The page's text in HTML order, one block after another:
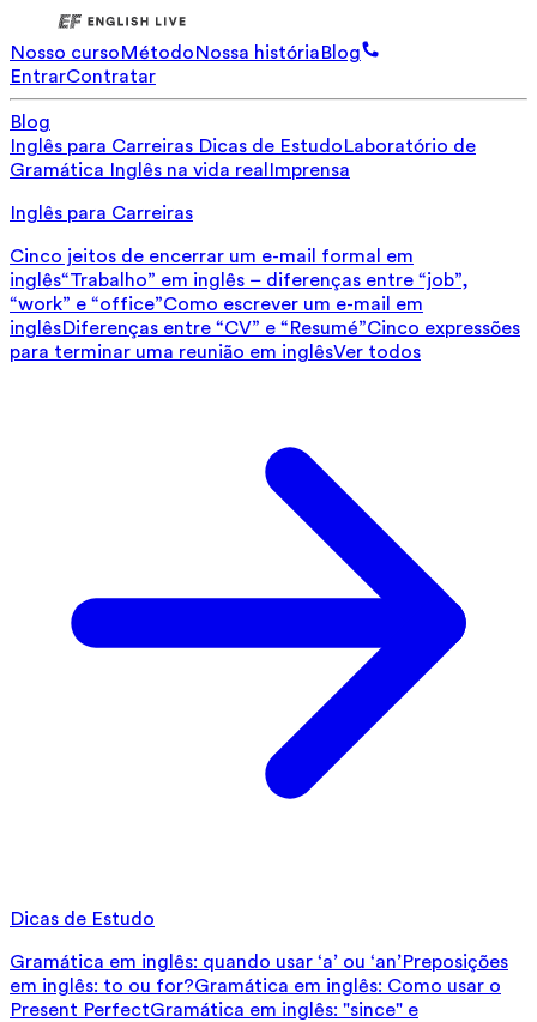
Nosso cursoMétodoNossa históriaBlog
EntrarContratar
Blog
Inglês para Carreiras Dicas de EstudoLaboratório de
Gramática Inglês na vida real Imprensa
Inglês para Carreiras
Cinco jeitos de encerrar um e-mail formal em
inglês“Trabalho” em inglês – diferenças entre “job”,
“work” e “office”Como escrever um e-mail em
inglêsDiferenças entre “CV” e “Resumé”Cinco expressões
para terminar uma reunião em inglêsVer todos
Dicas de Estudo
Gramática em inglês: quando usar ‘a’ ou ‘an’Preposições
em inglês: to ou for?Gramática em inglês: Como usar o
Present PerfectGramática em inglês: "since" e